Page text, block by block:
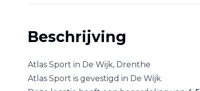
Beschrijving
Atlas Sport in De Wijk, Drenthe
Atlas Sport is gevestigd in De Wijk.